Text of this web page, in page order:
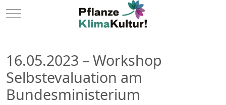
Mobile Menu Toggle
16.05.2023 – Workshop
Selbstevaluation am
Bundesministerium